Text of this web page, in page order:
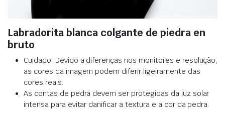
Labradorita blanca colgante de piedra en
bruto
Cuidado: Devido a diferenças nos monitores e resolução,
as cores da imagem podem diferir ligeiramente das
cores reais.
As contas de pedra devem ser protegidas da luz solar
intensa para evitar danificar a textura e a cor da pedra.